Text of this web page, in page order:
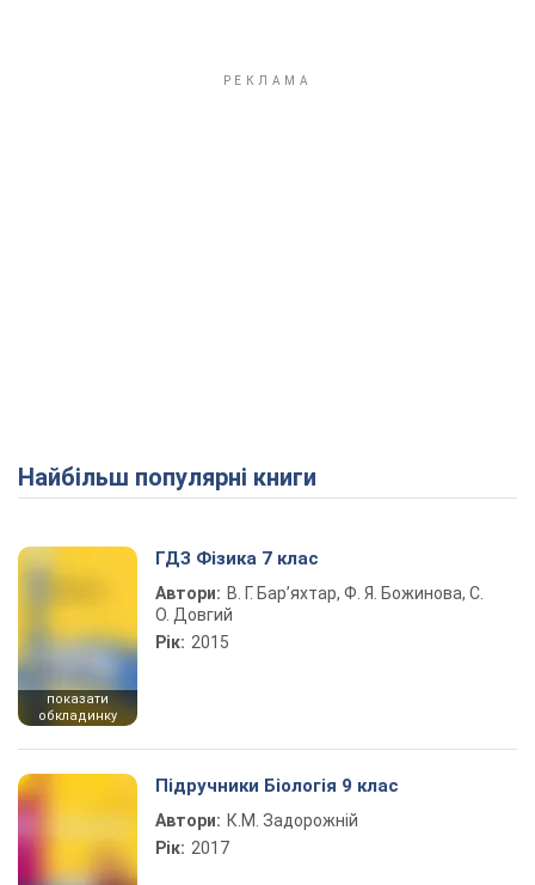
Найбільш популярні книги
показати
обкладинку
ГДЗ Фізика 7 клас
Автори: В. Г. Бар’яхтар, Ф. Я. Божинова, С.
О. Довгий
Рік: 2015
Підручники Біологія 9 клас
Автори: К.М. Задорожній
Рік: 2017